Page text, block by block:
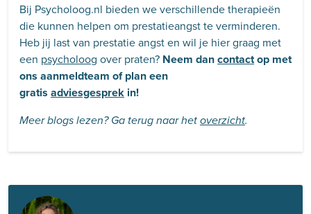
Bij Psycholoog.nl bieden we verschillende therapieën
die kunnen helpen om prestatieangst te verminderen.
Heb jij last van prestatie angst en wil je hier graag met
een psycholoog over praten? Neem dancontactop met
ons aanmeldteam of plan een
gratis adviesgesprek in!
Meer blogs lezen? Ga terug naar het overzicht.